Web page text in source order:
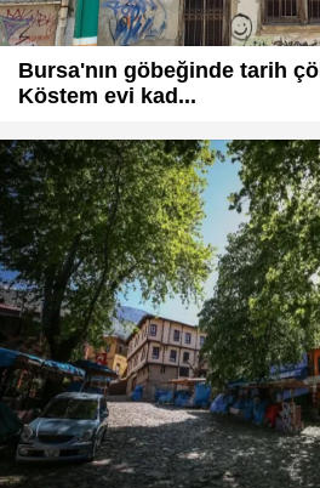
Bursa'nın göbeğinde tarih
Köstem evi kad...